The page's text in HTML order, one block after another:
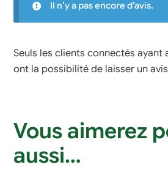
Il n’y a pas encore d’avis.
Seuls les clients connectés
ont la possibilité de laisser un
Vous aimerez
aussi…